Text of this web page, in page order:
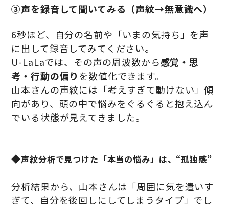
③声を録音して聞いてみる（声紋→無意識へ）
6秒ほど、自分の名前や「いまの気持ち」を声
に出して録音してみてください。
U-LaLaでは、その声の周波数から感覚・思
考・行動の偏りを数値化できます。
山本さんの声紋には「考えすぎて動けない」傾
向があり、頭の中で悩みをぐるぐると抱え込ん
でいる状態が見えてきました。
◆声紋分析で見つけた「本当の悩み」は、“孤独感”
分析結果から、山本さんは「周囲に気を遣いす
ぎて、自分を後回しにしてしまうタイプ」でし